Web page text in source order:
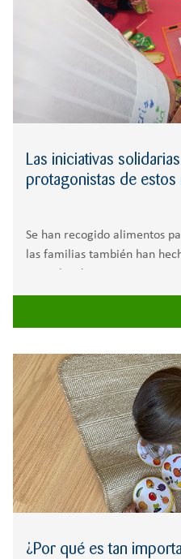
Las iniciativas
protagonistas de estos
Se han recogido alimentos
las familias también han
infantil. Las familias han
¿Por qué es tan